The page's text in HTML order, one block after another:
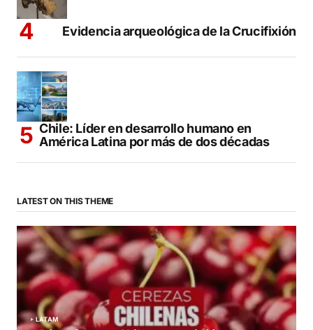
Evidencia arqueológica de la Crucifixión
Chile: Líder en desarrollo humano en
América Latina por más de dos décadas
LATEST ON THIS THEME
LATAM